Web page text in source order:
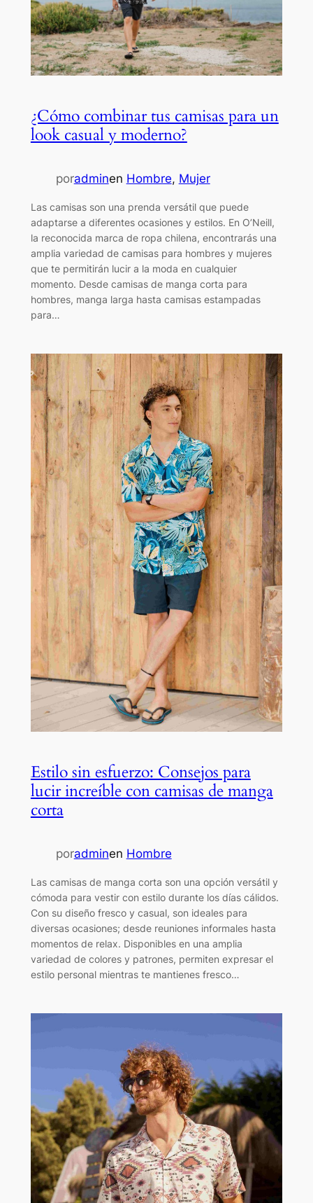
¿Cómo combinar tus camisas para un
look casual y moderno?
poradminen Hombre, Mujer
Las camisas son una prenda versátil que puede
adaptarse a diferentes ocasiones y estilos. En O’Neill,
la reconocida marca de ropa chilena, encontrarás una
amplia variedad de camisas para hombres y mujeres
que te permitirán lucir a la moda en cualquier
momento. Desde camisas de manga corta para
hombres, manga larga hasta camisas estampadas
para…
Estilo sin esfuerzo: Consejos para
lucir increíble con camisas de manga
corta
poradminen Hombre
Las camisas de manga corta son una opción versátil y
cómoda para vestir con estilo durante los días cálidos.
Con su diseño fresco y casual, son ideales para
diversas ocasiones; desde reuniones informales hasta
momentos de relax. Disponibles en una amplia
variedad de colores y patrones, permiten expresar el
estilo personal mientras te mantienes fresco…